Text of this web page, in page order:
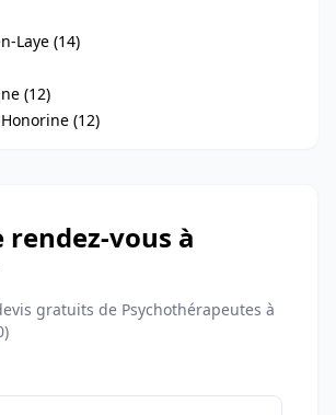
Laye (14)
(12)
(12)
rendez-vous à
gratuits de Psychothérapeutes à